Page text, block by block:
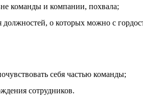
команды и компании, похвала;
должностей, о которых можно с
себя частью команды;
сотрудников.